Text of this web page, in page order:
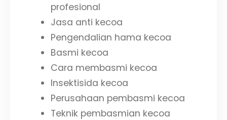
profesional
Jasa anti kecoa
Pengendalian hama kecoa
Basmi kecoa
Cara membasmi kecoa
Insektisida kecoa
Perusahaan pembasmi kecoa
Teknik pembasmian kecoa